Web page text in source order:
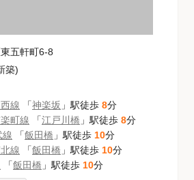
五軒町6-8
築)
線 「神楽坂 」駅徒歩 8分
町線 「江戸川橋 」駅徒歩 8分
線 「飯田橋 」駅徒歩 10分
線 「飯田橋 」駅徒歩 10分
「飯田橋 」駅徒歩 10分